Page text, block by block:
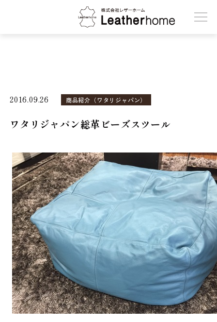
株式会社レザーホーム
2016.09.26 商品紹介（ワタリジャパン）
ワタリジャパン総革ビーズスツール